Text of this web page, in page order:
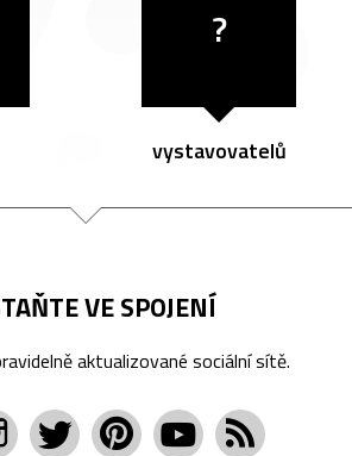
?
vystavovatelů
VE SPOJENÍ
aktualizované sociální sítě.